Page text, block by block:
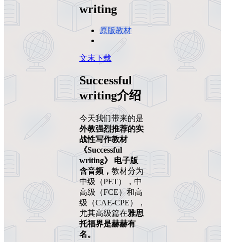
writing
原版教材
文末下载
Successful
writing介绍
今天我们带来的是
外教强烈推荐的实
战性写作教材
《Successful
writing》 电子版
含音频， 教材分为
中级（PET），中
高级（FCE）和高
级（CAE-CPE），
尤其高级篇在雅思
托福界是赫赫有
名。